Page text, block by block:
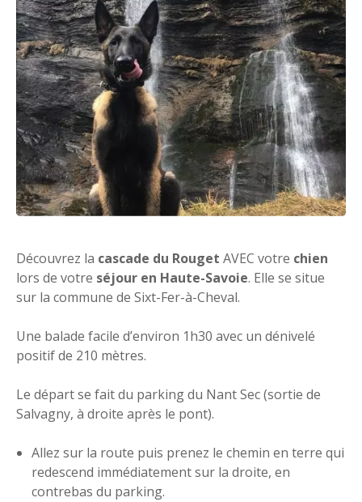
Découvrez la cascade du Rouget AVEC votre chien
lors de votre séjour en Haute-Savoie. Elle se situe
sur la commune de Sixt-Fer-à-Cheval.
Une balade facile d’environ 1h30 avec un dénivelé
positif de 210 mètres.
Le départ se fait du parking du Nant Sec (sortie de
Salvagny, à droite après le pont).
Allez sur la route puis prenez le chemin en terre qui
redescend immédiatement sur la droite, en
contrebas du parking.